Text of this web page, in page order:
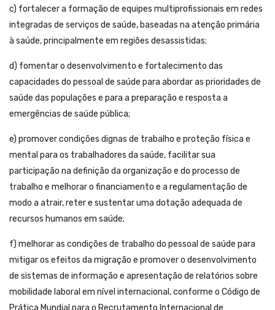
c) fortalecer a formação de equipes multiprofissionais em redes
integradas de serviços de saúde, baseadas na atenção primária
à saúde, principalmente em regiões desassistidas;
d) fomentar o desenvolvimento e fortalecimento das
capacidades do pessoal de saúde para abordar as prioridades de
saúde das populações e para a preparação e resposta a
emergências de saúde pública;
e) promover condições dignas de trabalho e proteção física e
mental para os trabalhadores da saúde, facilitar sua
participação na definição da organização e do processo de
trabalho e melhorar o financiamento e a regulamentação de
modo a atrair, reter e sustentar uma dotação adequada de
recursos humanos em saúde;
f) melhorar as condições de trabalho do pessoal de saúde para
mitigar os efeitos da migração e promover o desenvolvimento
de sistemas de informação e apresentação de relatórios sobre
mobilidade laboral em nível internacional, conforme o Código de